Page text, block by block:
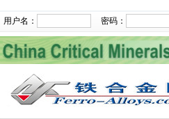
用户名： 密码：